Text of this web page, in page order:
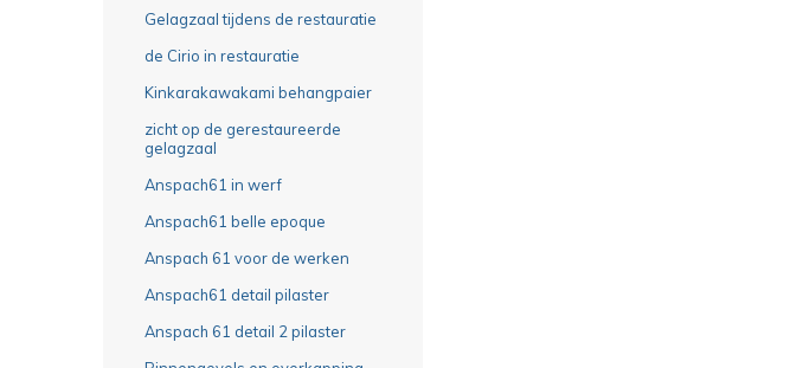
Gelagzaal tijdens de restauratie
de Cirio in restauratie
Kinkarakawakami behangpaier
zicht op de gerestaureerde
gelagzaal
Anspach61 in werf
Anspach61 belle epoque
Anspach 61 voor de werken
Anspach61 detail pilaster
Anspach 61 detail 2 pilaster